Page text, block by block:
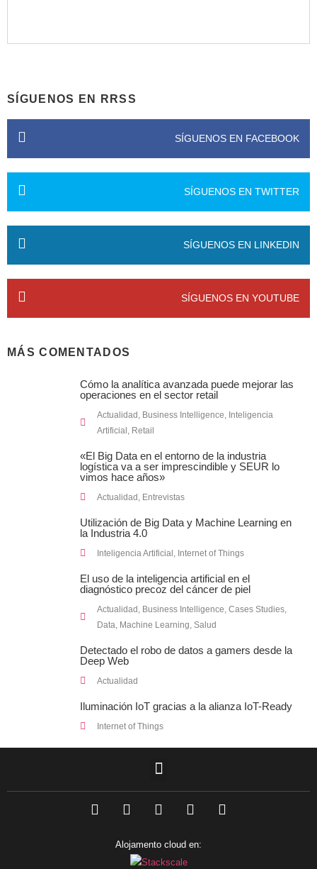
SÍGUENOS EN RRSS
SÍGUENOS EN FACEBOOK
SÍGUENOS EN TWITTER
SÍGUENOS EN LINKEDIN
SÍGUENOS EN YOUTUBE
MÁS COMENTADOS
Cómo la analítica avanzada puede mejorar las
operaciones en el sector retail
Actualidad Business Intelligence Inteligencia
Artificial Retail
«El Big Data en el entorno de la industria
logística va a ser imprescindible y SEUR lo
vimos hace años»
Actualidad Entrevistas
Utilización de Big Data y Machine Learning en
la Industria 4.0
Inteligencia Artificial, Internet of Things
El uso de la inteligencia artificial en el
diagnóstico precoz del cáncer de piel
Actualidad , Business Intelligence, Cases Studies,
Data, Machine Learning, Salud
Detectado el robo de datos a gamers desde la
Deep Web
Actualidad
Iluminación IoT gracias a la alianza IoT-Ready
Internet of Things
a
i
k
e
w
t
n
t
o
Alojamento cloud en: